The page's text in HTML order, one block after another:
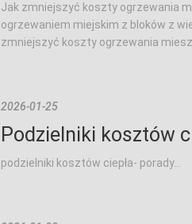
Jak zmniejszyć koszty ogrzewania
ogrzewaniem miejskim z bloków z
zmniejszyć koszty ogrzewania
2026-01-25
Podzielniki kosztów
podzielniki kosztów ciepła- porady...